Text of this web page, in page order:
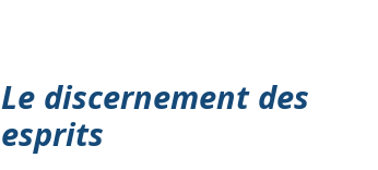
Le discernement des
esprits